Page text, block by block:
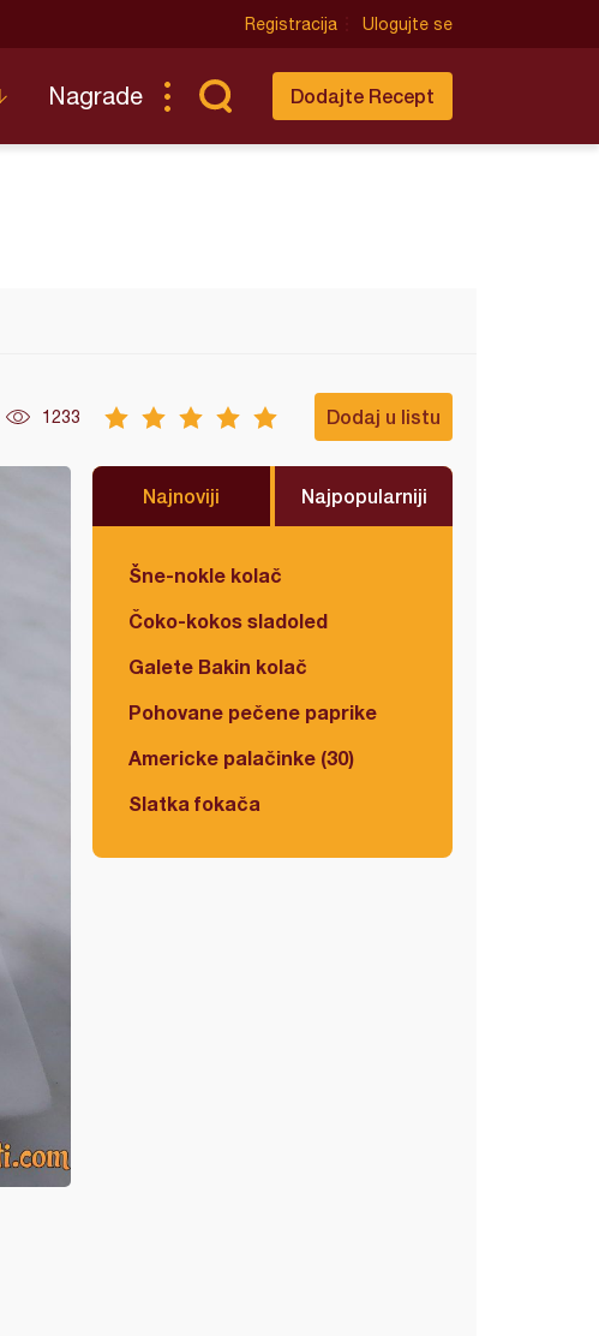
Registracija Ulogujte se
Nagrade Dodajte Recept
1233 Dodaj u listu
Najnoviji Najpopularniji
Šne-nokle kolač
Čoko-kokos sladoled
Galete Bakin kolač
Pohovane pečene paprike
Americke palačinke (30)
Slatka fokača